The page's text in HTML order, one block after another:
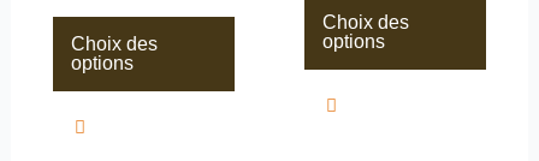
Choix des
options
Choix des
options